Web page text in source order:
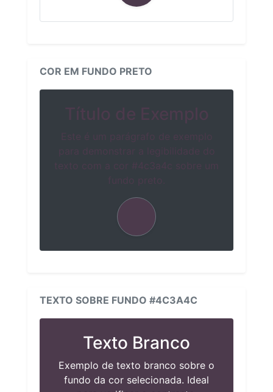
COR EM FUNDO PRETO
Título de Exemplo
Este é um parágrafo de exemplo
para demonstrar a legibilidade do
texto com a cor #4c3a4c sobre um
fundo preto.
TEXTO SOBRE FUNDO #4C3A4C
Texto Branco
Exemplo de texto branco sobre o
fundo da cor selecionada. Ideal